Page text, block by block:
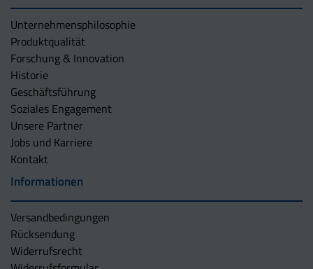
Unternehmens­philosophie
Produktqualität
Forschung & Innovation
Historie
Geschäftsführung
Soziales Engagement
Unsere Partner
Jobs und Karriere
Kontakt
Informationen
Versandbedingungen
Rücksendung
Widerrufsrecht